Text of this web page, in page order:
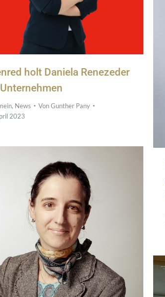
holt Daniela Renezeder
, News VonGunther Pany
2023